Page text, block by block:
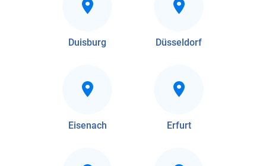
Duisburg Düsseldorf
Eisenach Erfurt